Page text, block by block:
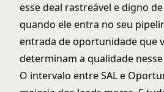
esse deal rastreável e digno
quando ele entra no seu
entrada de oportunidadeque
determinam a qualidade
O intervalo entre SAL e